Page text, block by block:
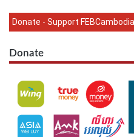
Donate - Support FEBCambodia
Donate